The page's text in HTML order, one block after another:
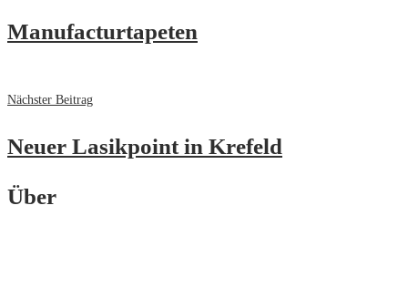
Manufacturtapeten
Nächster Beitrag
Neuer Lasikpoint in Krefeld
Über